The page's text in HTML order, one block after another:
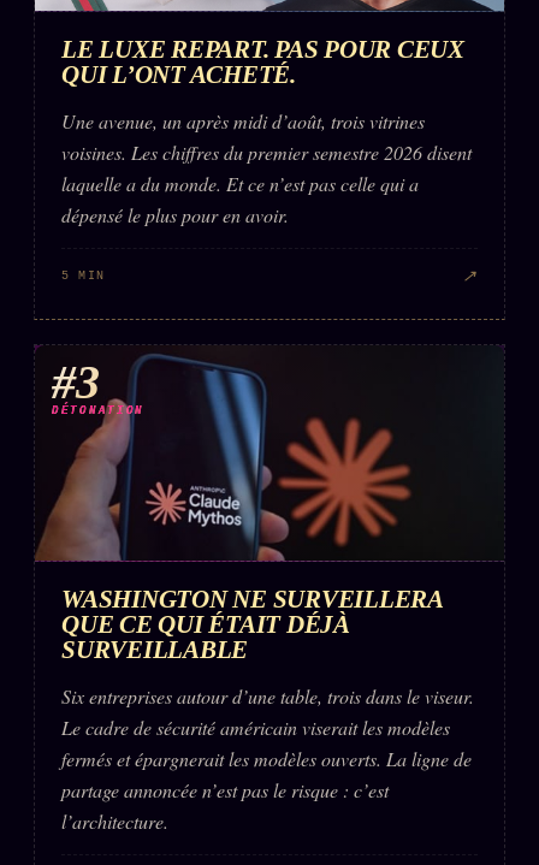
LE LUXE REPART. PAS POUR CEUX
QUI L’ONT ACHETÉ.
Une avenue, un après midi d’août, trois vitrines
voisines. Les chiffres du premier semestre 2026 disent
laquelle a du monde. Et ce n’est pas celle qui a
dépensé le plus pour en avoir.
5 MIN ↗
#3
DÉTONATION
WASHINGTON NE SURVEILLERA
QUE CE QUI ÉTAIT DÉJÀ
SURVEILLABLE
Six entreprises autour d’une table, trois dans le viseur.
Le cadre de sécurité américain viserait les modèles
fermés et épargnerait les modèles ouverts. La ligne de
partage annoncée n’est pas le risque : c’est
l’architecture.